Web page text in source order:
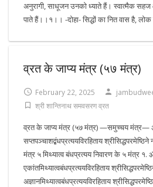
अनुरागी, साधूजन उनको ध्याते हैं। स्वात्मैक
पाते हैं।।१।। -दोहा- सिद्धों का नित वास है,
व्रत के जाप्य मंत्र (५७ मंत्र)
February 22, 2025
श्री शान्तिनाथ समवसरण व्रत
व्रत के जाप्य मंत्र (५७ मंत्र) —समुच्चय मंत्र—
सप्तपञ्चाशद्बंधप्रत्ययविरहिताय
मंत्र ५ मिथ्यात्व बंधप्रत्यय निवारण के ५ मंत्र १.
एकांतमिथ्यात्वबंधप्रत्ययविरहिताय
अज्ञानमिथ्यात्वबंधप्रत्ययविरहिताय